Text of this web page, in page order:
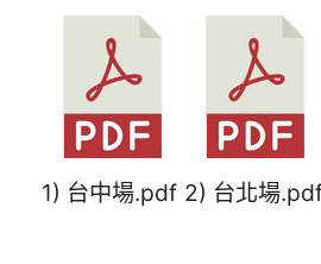
1) 台中場.pdf 2) 台北場